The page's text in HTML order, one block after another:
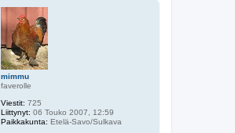
mimmu
faverolle
Viestit: 725
Liittynyt: 06 Touko 2007, 12:59
Paikkakunta: Etelä-Savo/Sulkava